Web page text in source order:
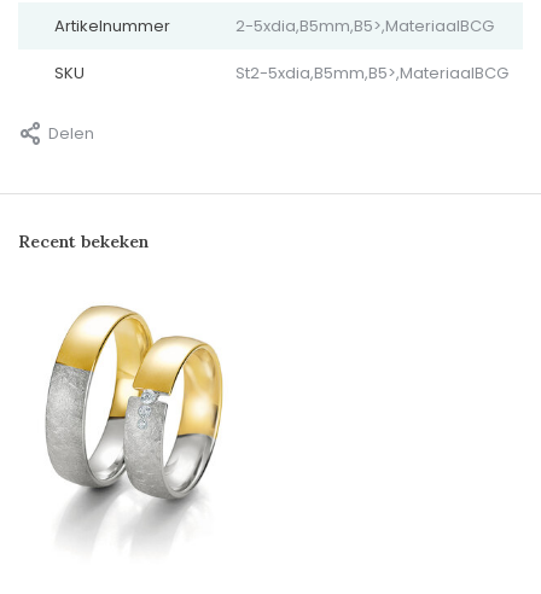
Artikelnummer 2-5xdia,B5mm,B5>,MateriaalBCG
SKU St2-5xdia,B5mm,B5>,MateriaalBCG
Delen
Recent bekeken